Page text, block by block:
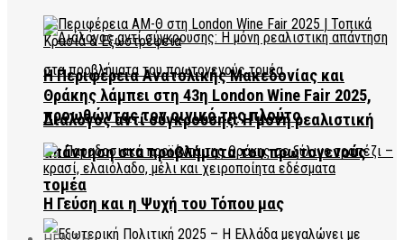
Διάλογος αντί σύγκρουσης: Η μόνη ρεαλιστική
απάντηση στα προβλήματα του πρωτογενούς
τομέα
Η Περιφέρεια Ανατολικής Μακεδονίας και
Θράκης λάμπει στη 43η London Wine Fair 2025,
προωθώντας τον οινικό της πλούτο
Η Γεύση και η Ψυχή του Τόπου μας